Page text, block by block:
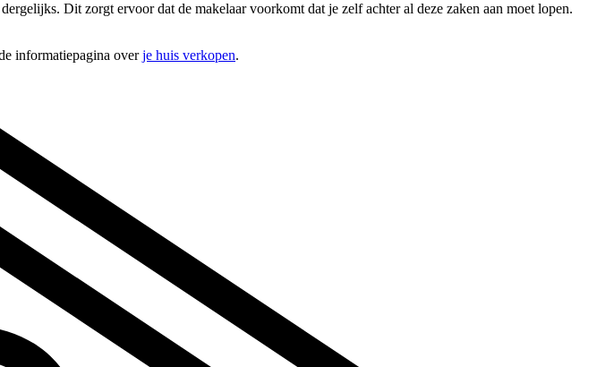
Dit zorgt ervoor dat de makelaar voorkomt dat je zelf achter al deze zaken aan moet lopen.
informatiepagina overje huis verkopen.